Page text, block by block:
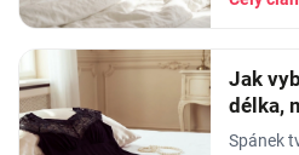
pyžama
Jak
délka,
Spánek